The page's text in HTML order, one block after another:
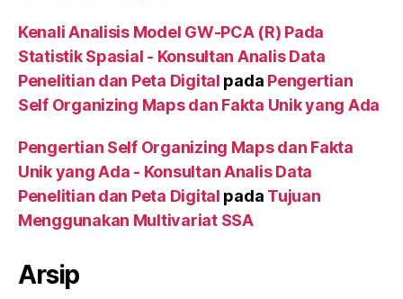
Kenali Analisis Model GW-PCA (R) Pada
Statistik Spasial - Konsultan Analis Data
Penelitian dan Peta Digital pada Pengertian
Self Organizing Maps dan Fakta Unik yang Ada
Pengertian Self Organizing Maps dan Fakta
Unik yang Ada - Konsultan Analis Data
Penelitian dan Peta Digital pada Tujuan
Menggunakan Multivariat SSA
Arsip